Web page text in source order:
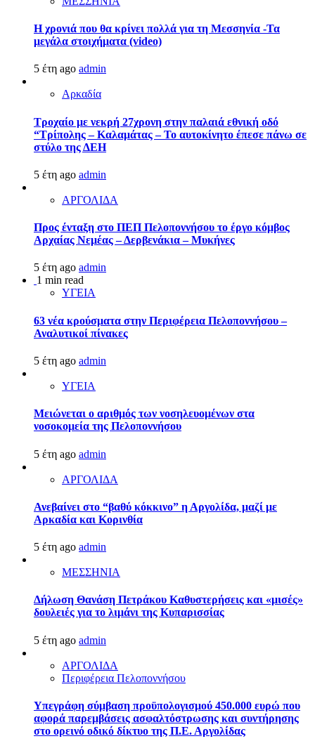
Η χρονιά που θα κρίνει πολλά για τη Μεσσηνία -Τα
μεγάλα στοιχήματα (video)
5 έτη ago admin
Αρκαδία
Τροχαίο με νεκρή 27χρονη στην παλαιά εθνική οδό
“Τρίπολης – Καλαμάτας – Το αυτοκίνητο έπεσε πάνω σε
στύλο της ΔΕΗ
5 έτη ago admin
ΑΡΓΟΛΙΔΑ
Προς ένταξη στο ΠΕΠ Πελοποννήσου το έργο κόμβος
Αρχαίας Νεμέας – Δερβενάκια – Μυκήνες
5 έτη ago admin
1 min read
ΥΓΕΙΑ
63 νέα κρούσματα στην Περιφέρεια Πελοποννήσου –
Αναλυτικοί πίνακες
5 έτη ago admin
ΥΓΕΙΑ
Μειώνεται ο αριθμός των νοσηλευομένων στα
νοσοκομεία της Πελοποννήσου
5 έτη ago admin
ΑΡΓΟΛΙΔΑ
Ανεβαίνει στο “βαθύ κόκκινο” η Αργολίδα, μαζί με
Αρκαδία και Κορινθία
5 έτη ago admin
ΜΕΣΣΗΝΙΑ
Δήλωση Θανάση Πετράκου Καθυστερήσεις και «μισές»
δουλειές για το λιμάνι της Κυπαρισσίας
5 έτη ago admin
ΑΡΓΟΛΙΔΑ
Περιφέρεια Πελοποννήσου
Υπεγράφη σύμβαση προϋπολογισμού 450.000 ευρώ που
αφορά παρεμβάσεις ασφαλτόστρωσης και συντήρησης
στο ορεινό οδικό δίκτυο της Π.Ε. Αργολίδας